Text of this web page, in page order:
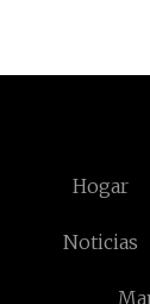
Hogar
Noticias